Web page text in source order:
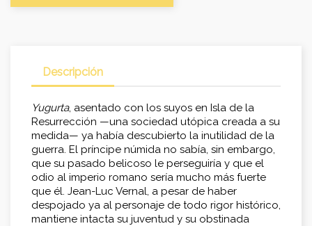
Descripción
Yugurta, asentado con los suyos en Isla de la
Resurrección —una sociedad utópica creada a su
medida— ya había descubierto la inutilidad de la
guerra. El príncipe númida no sabía, sin embargo,
que su pasado belicoso le perseguiría y que el
odio al imperio romano sería mucho más fuerte
que él. Jean-Luc Vernal, a pesar de haber
despojado ya al personaje de todo rigor histórico,
mantiene intacta su juventud y su obstinada